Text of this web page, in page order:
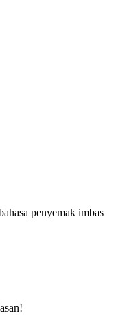
penyemak imbas